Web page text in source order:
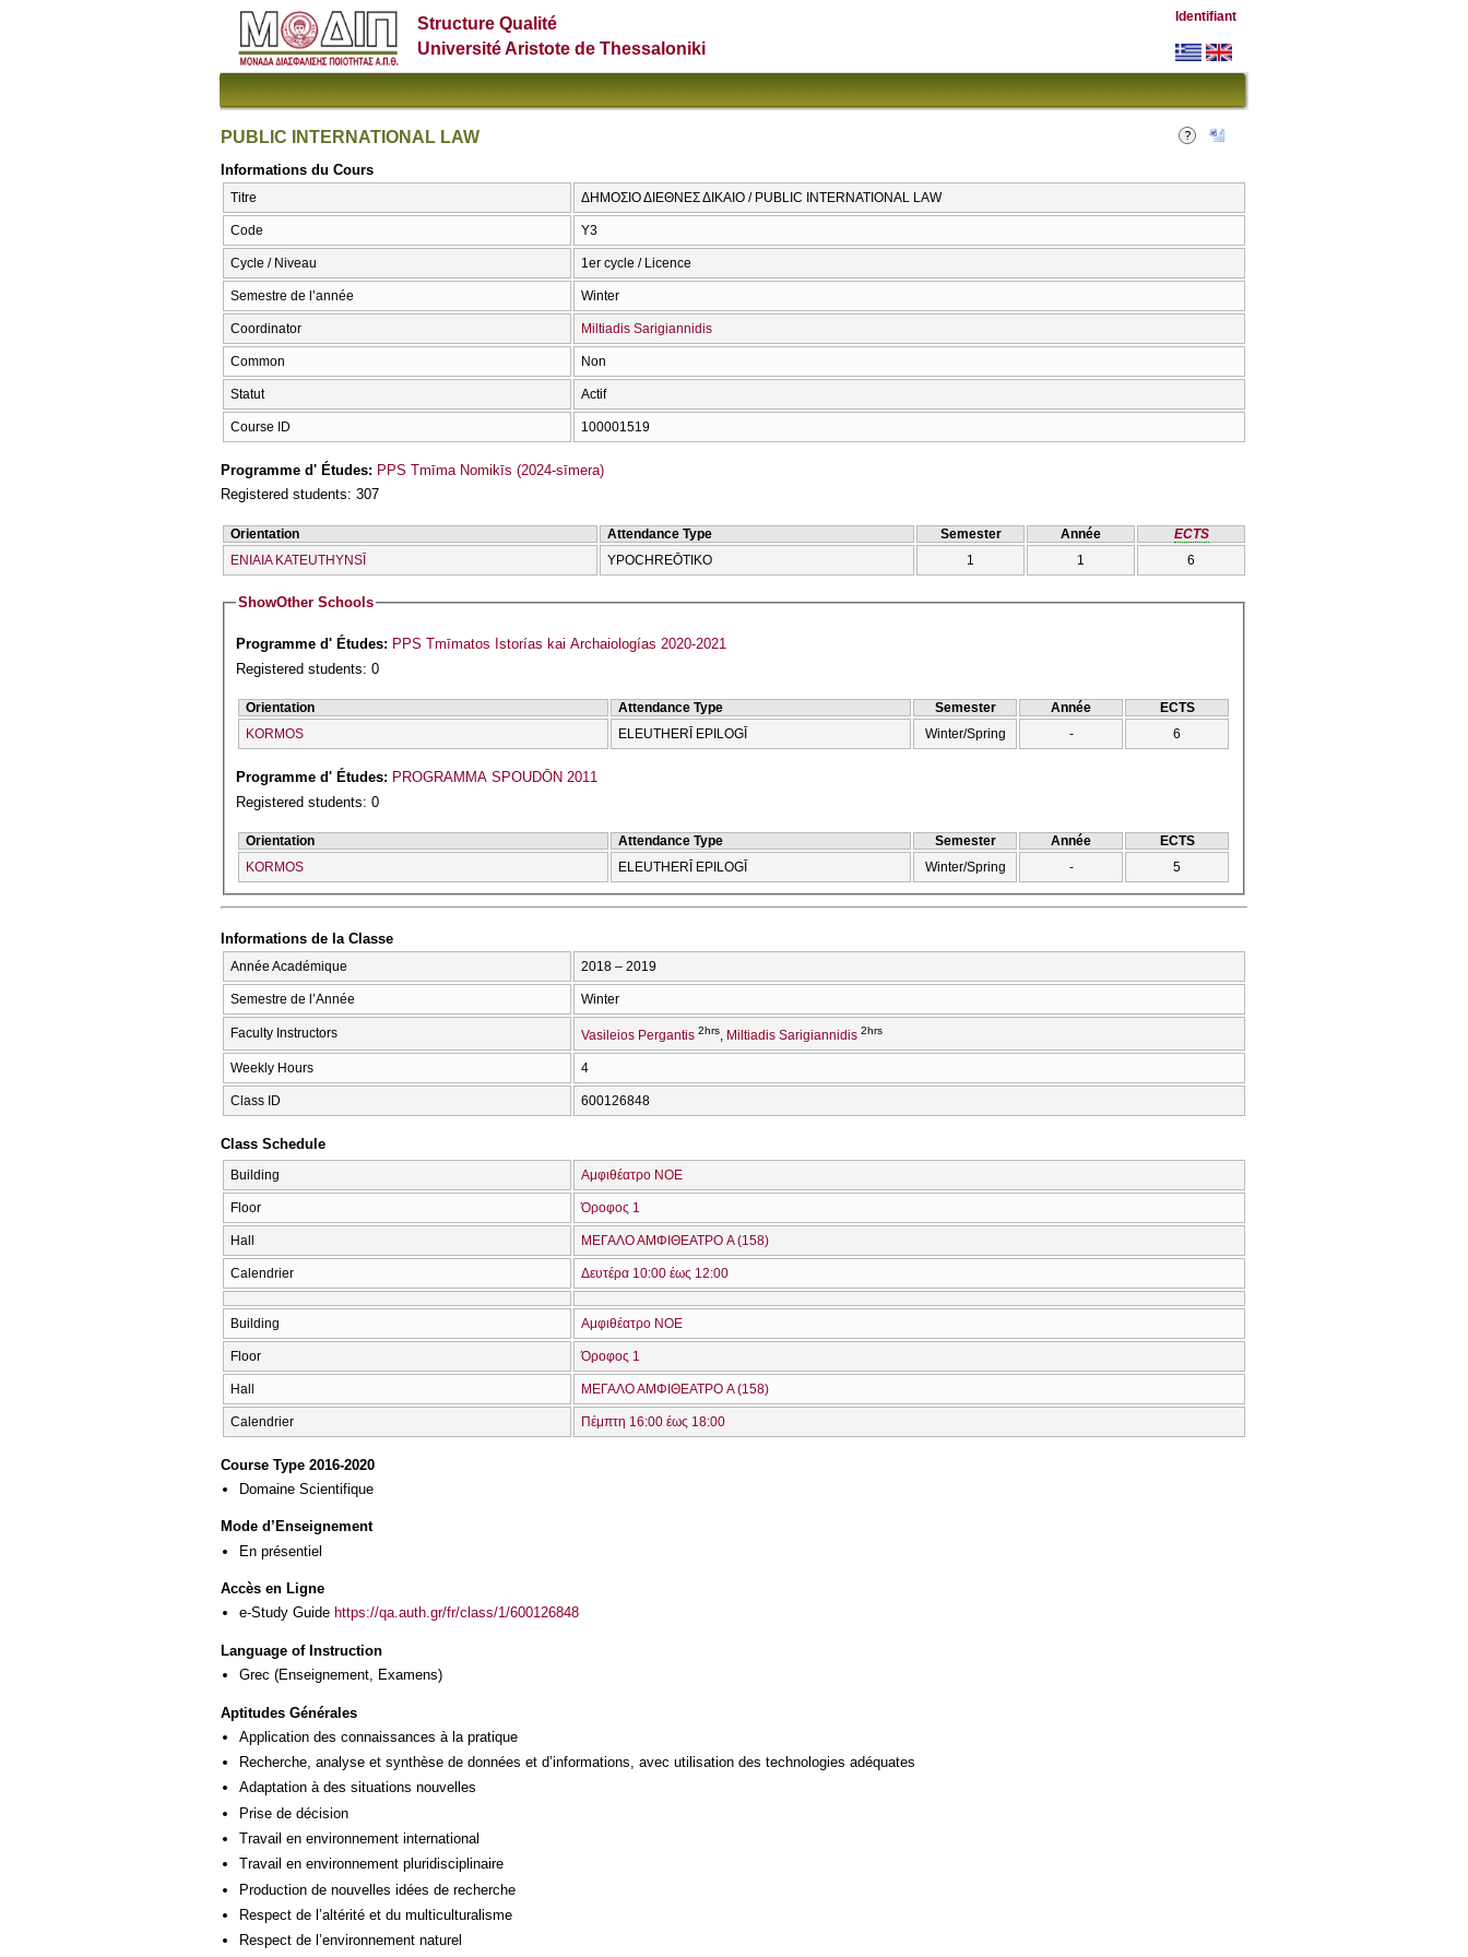
Structure Qualité
Université Aristote de Thessaloniki
Identifiant
PUBLIC INTERNATIONAL LAW
Informations du Cours
Titre ΔΗΜΟΣΙΟ ΔΙΕΘΝΕΣ ΔΙΚΑΙΟ / PUBLIC INTERNATIONAL LAW
Code Υ3
Cycle / Niveau 1er cycle / Licence
Semestre de l’année Winter
Coordinator Miltiadis Sarigiannidis
Common Non
Statut Actif
Course ID 100001519
Programme d' Études: PPS Tmīma Nomikīs (2024-sīmera)
Registered students: 307
Orientation Attendance Type Semester Année
ECTS
ENIAIA KATEUTHYNSĪ
YPOCΗREŌTIKO 1 1 6
ShowOther Schools
Programme d' Études: PPS Tmīmatos Istorías kai Archaiologías 2020-2021
Registered students: 0
Orientation Attendance Type Semester Année
ECTS
KORMOS
ELEUTHERĪ EPILOGĪ Winter/Spring - 6
Programme d' Études: PROGRAMMA SPOUDŌN 2011
Registered students: 0
Orientation Attendance Type Semester Année
ECTS
KORMOS
ELEUTHERĪ EPILOGĪ Winter/Spring - 5
Informations de la Classe
Année Académique 2018 – 2019
Semestre de l’Année Winter
Faculty Instructors Vasileios Pergantis 2hrs Miltiadis Sarigiannidis 2hrs
Weekly Hours 4
Class ID 600126848
Class Schedule
Building Αμφιθέατρο ΝΟΕ
Floor Όροφος 1
Hall ΜΕΓΑΛΟ ΑΜΦΙΘΕΑΤΡΟ A (158)
Calendrier Δευτέρα 10:00 έως 12:00
Building Αμφιθέατρο ΝΟΕ
Floor Όροφος 1
Hall ΜΕΓΑΛΟ ΑΜΦΙΘΕΑΤΡΟ A (158)
Calendrier Πέμπτη 16:00 έως 18:00
Course Type 2016-2020
Domaine Scientifique
Mode d’Enseignement
En présentiel
Accès en Ligne
e-Study Guide https://qa.auth.gr/fr/class/1/600126848
Language of Instruction
Grec (Enseignement, Examens)
Aptitudes Générales
Application des connaissances à la pratique
Recherche, analyse et synthèse de données et d’informations, avec utilisation des technologies adéquates
Adaptation à des situations nouvelles
Prise de décision
Travail en environnement international
Travail en environnement pluridisciplinaire
Production de nouvelles idées de recherche
Respect de l’altérité et du multiculturalisme
Respect de l’environnement naturel